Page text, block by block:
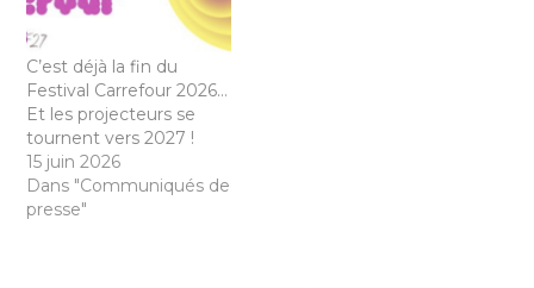
C’est déjà la fin du
Festival Carrefour 2026…
Et les projecteurs se
tournent vers 2027 !
15 juin 2026
Dans "Communiqués de
presse"